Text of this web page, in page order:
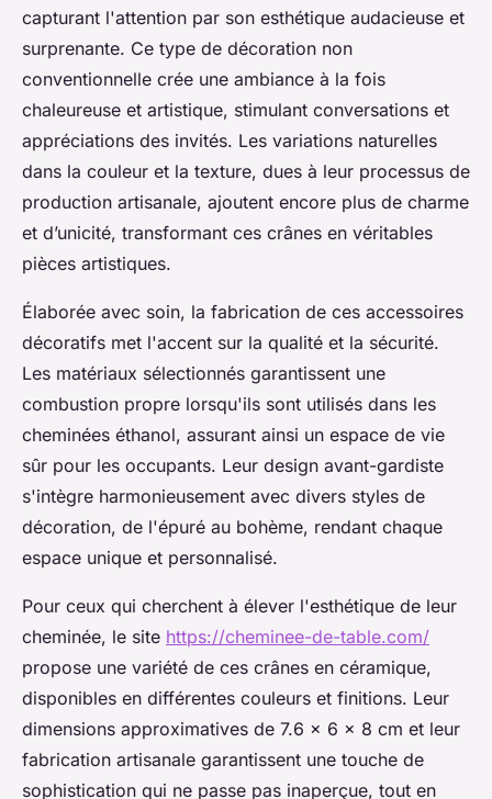
capturant l'attention par son esthétique audacieuse et
surprenante. Ce type de décoration non
conventionnelle crée une ambiance à la fois
chaleureuse et artistique, stimulant conversations et
appréciations des invités. Les variations naturelles
dans la couleur et la texture, dues à leur processus de
production artisanale, ajoutent encore plus de charme
et d’unicité, transformant ces crânes en véritables
pièces artistiques.
Élaborée avec soin, la fabrication de ces accessoires
décoratifs met l'accent sur la qualité et la sécurité.
Les matériaux sélectionnés garantissent une
combustion propre lorsqu'ils sont utilisés dans les
cheminées éthanol, assurant ainsi un espace de vie
sûr pour les occupants. Leur design avant-gardiste
s'intègre harmonieusement avec divers styles de
décoration, de l'épuré au bohème, rendant chaque
espace unique et personnalisé.
Pour ceux qui cherchent à élever l'esthétique de leur
cheminée, le site https://cheminee-de-table.com/
propose une variété de ces crânes en céramique,
disponibles en différentes couleurs et finitions. Leur
dimensions approximatives de 7.6 x 6 x 8 cm et leur
fabrication artisanale garantissent une touche de
sophistication qui ne passe pas inaperçue, tout en